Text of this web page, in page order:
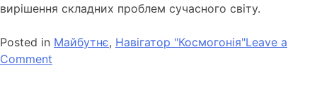
вирішення складних проблем сучасного світу.
Posted in Майбутнє, Навігатор "Космогонія"Leave a
Comment